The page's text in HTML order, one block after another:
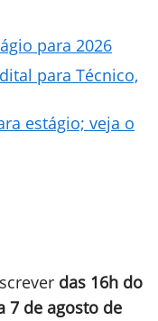
para 2026
para Técnico,
estágio; veja o
das 16h do
7 de agosto de